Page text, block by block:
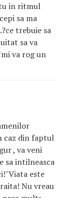
in ritmul
sa ma
trebuie sa
sa va
va rog un
caz din faptul
, va veni
sa intilneasca
este
Nu vreau